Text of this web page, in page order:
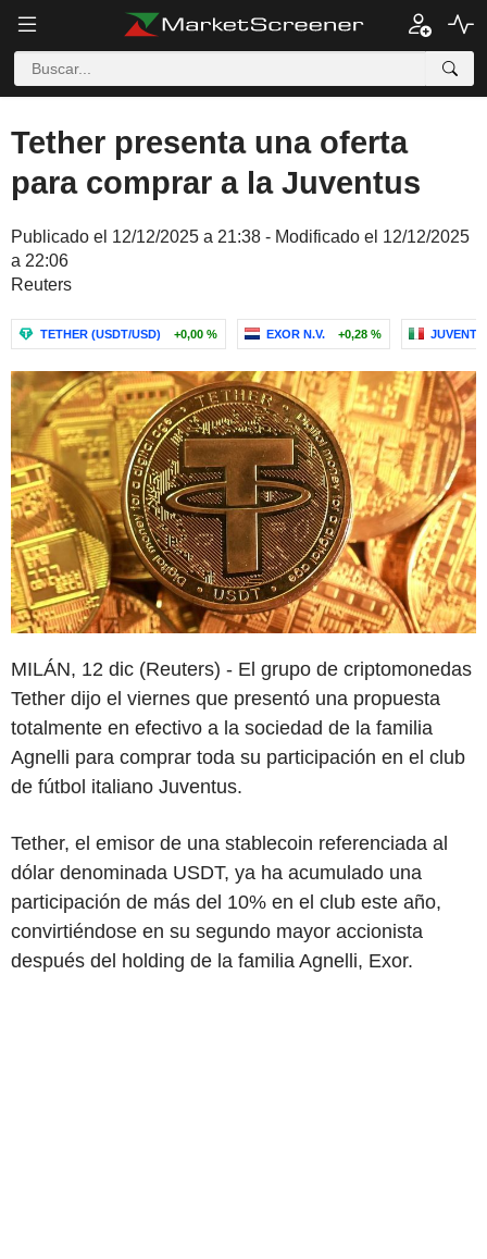
Tether presenta una oferta
para comprar a la Juventus
Publicado el 12/12/2025 a 21:38 - Modificado el 12/12/2025
a 22:06
Reuters
TETHER (USDT/USD) +0,00 % EXOR N.V. +0,28 %
MILÁN, 12 dic (Reuters) - El grupo de criptomonedas
Tether dijo el viernes que presentó una propuesta
totalmente en efectivo a la sociedad de la familia
Agnelli para comprar toda su participación en el club
de fútbol italiano Juventus.
Tether, el emisor de una stablecoin referenciada al
dólar denominada USDT, ya ha acumulado una
participación de más del 10% en el club este año,
convirtiéndose en su segundo mayor accionista
después del holding de la familia Agnelli, Exor.